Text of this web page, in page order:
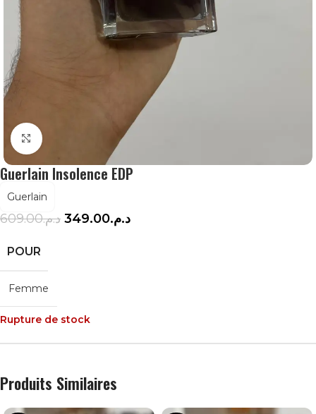
Agrandir
Guerlain Insolence EDP
Guerlain
د.م.609.00 د.م.349.00
POUR
Femme
Rupture de stock
Produits Similaires